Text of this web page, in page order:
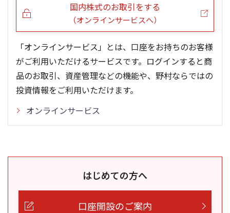
国内株式のお取引をする
（オンラインサービスへ）
「オンラインサービス」とは、口座をお持ちのお客様
がご利用いただけるサービスです。ログインすると商
品のお取引、資産管理などの機能や、野村ならではの
投資情報をご利用いただけます。
オンラインサービス
はじめての方へ
口座開設のご案内